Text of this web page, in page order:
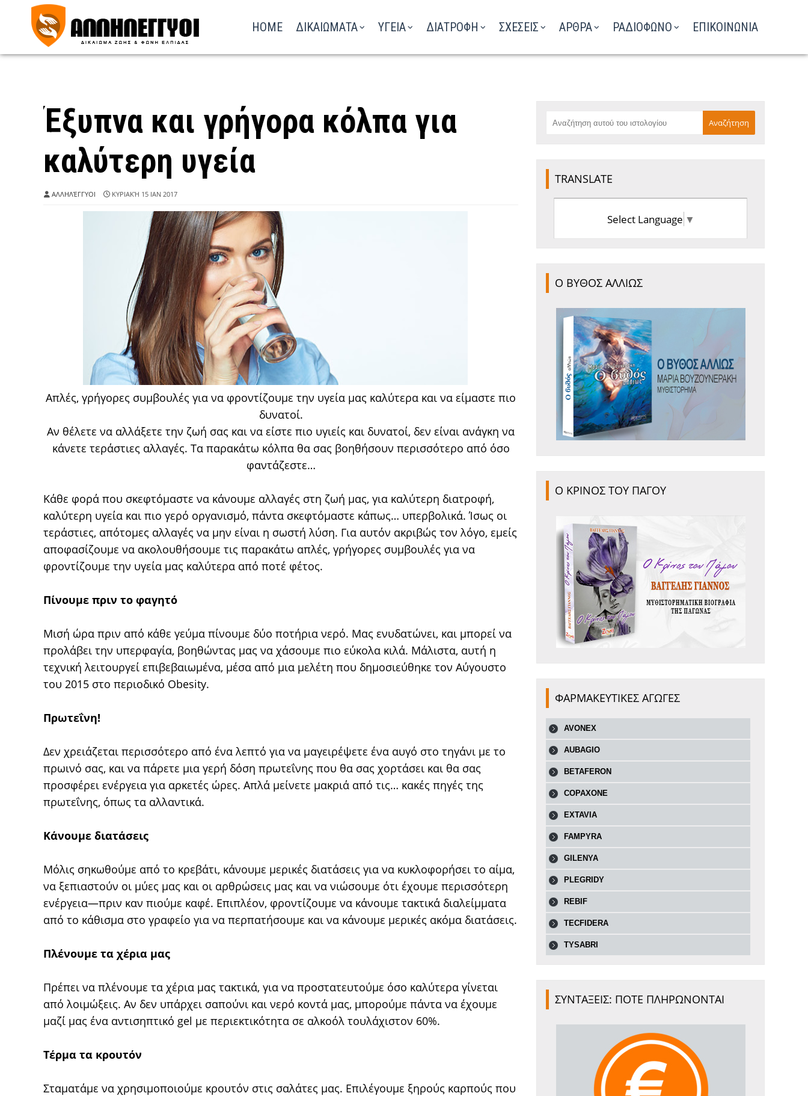
HOME ΔΙΚΑΙΩΜΑΤΑ ΥΓΕΙΑ ΔΙΑΤΡΟΦΗ ΣΧΕΣΕΙΣ ΑΡΘΡΑ ΡΑΔΙΟΦΩΝΟ ΕΠΙΚΟΙΝΩΝΙΑ
ΑΚΟΥΣΤΕ ΤΟ ΡΑΔΙΟΦΩΝΟ
Έξυπνα και γρήγορα κόλπα για
καλύτερη υγεία
ΑΛΛΗΛΈΓΓΥΟΙ ΚΥΡΙΑΚΉ 15 ΙΑΝ 2017
Απλές, γρήγορες συμβουλές για να φροντίζουμε την υγεία μας καλύτερα και να είμαστε πιο
δυνατοί.
Αν θέλετε να αλλάξετε την ζωή σας και να είστε πιο υγιείς και δυνατοί, δεν είναι ανάγκη να
κάνετε τεράστιες αλλαγές. Τα παρακάτω κόλπα θα σας βοηθήσουν περισσότερο από όσο
φαντάζεστε…
Κάθε φορά που σκεφτόμαστε να κάνουμε αλλαγές στη ζωή μας, για καλύτερη διατροφή,
καλύτερη υγεία και πιο γερό οργανισμό, πάντα σκεφτόμαστε κάπως… υπερβολικά. Ίσως οι
τεράστιες, απότομες αλλαγές να μην είναι η σωστή λύση. Για αυτόν ακριβώς τον λόγο, εμείς
αποφασίζουμε να ακολουθήσουμε τις παρακάτω απλές, γρήγορες συμβουλές για να
φροντίζουμε την υγεία μας καλύτερα από ποτέ φέτος.
Πίνουμε πριν το φαγητό
Μισή ώρα πριν από κάθε γεύμα πίνουμε δύο ποτήρια νερό. Μας ενυδατώνει, και μπορεί να
προλάβει την υπερφαγία, βοηθώντας μας να χάσουμε πιο εύκολα κιλά. Μάλιστα, αυτή η
τεχνική λειτουργεί επιβεβαιωμένα, μέσα από μια μελέτη που δημοσιεύθηκε τον Αύγουστο
του 2015 στο περιοδικό Obesity.
Πρωτεΐνη!
Δεν χρειάζεται περισσότερο από ένα λεπτό για να μαγειρέψετε ένα αυγό στο τηγάνι με το
πρωινό σας, και να πάρετε μια γερή δόση πρωτεΐνης που θα σας χορτάσει και θα σας
προσφέρει ενέργεια για αρκετές ώρες. Απλά μείνετε μακριά από τις… κακές πηγές της
πρωτεΐνης, όπως τα αλλαντικά.
Κάνουμε διατάσεις
Μόλις σηκωθούμε από το κρεβάτι, κάνουμε μερικές διατάσεις για να κυκλοφορήσει το αίμα,
να ξεπιαστούν οι μύες μας και οι αρθρώσεις μας και να νιώσουμε ότι έχουμε περισσότερη
ενέργεια—πριν καν πιούμε καφέ. Επιπλέον, φροντίζουμε να κάνουμε τακτικά διαλείμματα
από το κάθισμα στο γραφείο για να περπατήσουμε και να κάνουμε μερικές ακόμα διατάσεις.
Πλένουμε τα χέρια μας
Πρέπει να πλένουμε τα χέρια μας τακτικά, για να προστατευτούμε όσο καλύτερα γίνεται
από λοιμώξεις. Αν δεν υπάρχει σαπούνι και νερό κοντά μας, μπορούμε πάντα να έχουμε
μαζί μας ένα αντισηπτικό gel με περιεκτικότητα σε αλκοόλ τουλάχιστον 60%.
Τέρμα τα κρουτόν
Σταματάμε να χρησιμοποιούμε κρουτόν στις σαλάτες μας. Επιλέγουμε ξηρούς καρπούς που
TRANSLATE
Select Language ▼
Ο ΒΥΘΟΣ ΑΛΛΙΩΣ
Ο ΚΡΙΝΟΣ ΤΟΥ ΠΑΓΟΥ
ΦΑΡΜΑΚΕΥΤΙΚΕΣ ΑΓΩΓΕΣ
AVONEX
AUBAGIO
BETAFERON
COPAXONE
EXTAVIA
FAMPYRA
GILENYA
PLEGRIDY
REBIF
TECFIDERA
TYSABRI
ΣΥΝΤΑΞΕΙΣ: ΠΟΤΕ ΠΛΗΡΩΝΟΝΤΑΙ